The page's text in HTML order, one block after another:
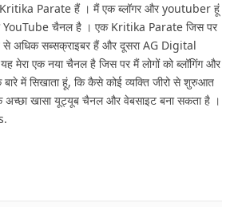
Kritika Parate हैं । मैं एक ब्लॉगर और youtuber हूं
YouTube चैनल है । एक Kritika Parate जिस पर
अधिक सब्सक्राइबर हैं और दूसरा AG Digital
मेरा एक नया चैनल है जिस पर मैं लोगों को ब्लॉगिंग और
में सिखाता हूं, कि कैसे कोई व्यक्ति जीरो से शुरुआत
खासा यूट्यूब चैनल और वेबसाइट बना सकता है ।